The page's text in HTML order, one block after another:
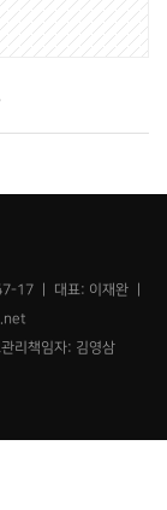
17 ㅣ 대표: 이재완 ㅣ
리책임자: 김영삼